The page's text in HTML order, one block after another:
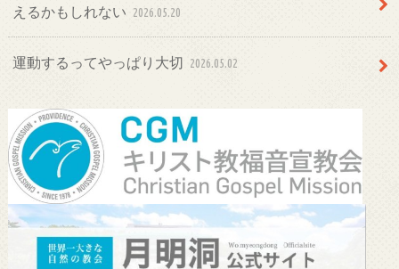
えるかもしれない 2026.05.20
運動するってやっぱり大切 2026.05.02